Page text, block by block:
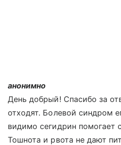
анонимно
День добрый! Спасибо за
отходят. Болевой синдром
видимо сегидрин помогает
Тошнота и рвота не дают